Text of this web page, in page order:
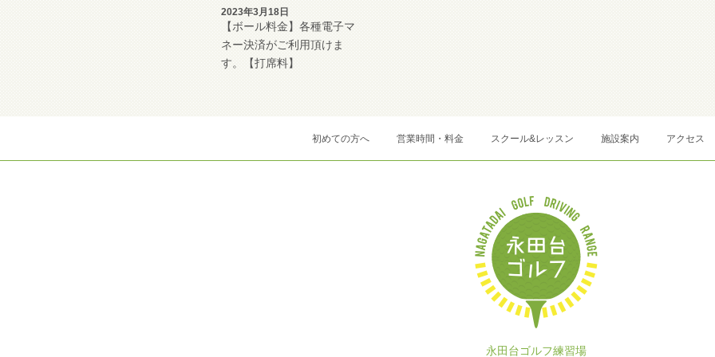
2023年3月18日
【ボール料金】各種電子マ
ネー決済がご利用頂けま
す。【打席料】
初めての方へ 営業時間・料金 スクール&レッスン 施設案内 アクセス
永田台ゴルフ練習場